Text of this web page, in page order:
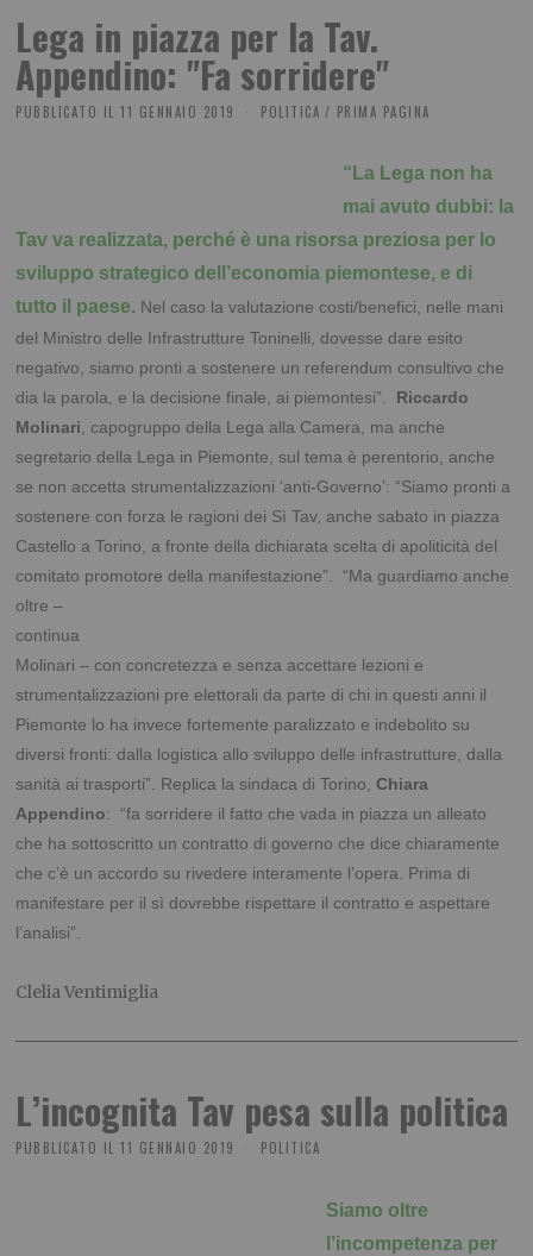
Lega in piazza per la Tav.
Appendino: "Fa sorridere"
PUBBLICATO IL 11 GENNAIO 2019 POLITICA / PRIMA PAGINA
“La Lega non ha
mai avuto dubbi: la
Tav va realizzata, perché è una risorsa preziosa per lo
sviluppo strategico dell’economia piemontese, e di
tutto il paese. Nel caso la valutazione costi/benefici, nelle mani
del Ministro delle Infrastrutture Toninelli, dovesse dare esito
negativo, siamo pronti a sostenere un referendum consultivo che
dia la parola, e la decisione finale, ai piemontesi”. Riccardo
Molinari, capogruppo della Lega alla Camera, ma anche
segretario della Lega in Piemonte, sul tema è perentorio, anche
se non accetta strumentalizzazioni ‘anti-Governo’: “Siamo pronti a
sostenere con forza le ragioni dei Sì Tav, anche sabato in piazza
Castello a Torino, a fronte della dichiarata scelta di apoliticità del
comitato promotore della manifestazione”. “Ma guardiamo anche
oltre –
continua
Molinari – con concretezza e senza accettare lezioni e
strumentalizzazioni pre elettorali da parte di chi in questi anni il
Piemonte lo ha invece fortemente paralizzato e indebolito su
diversi fronti: dalla logistica allo sviluppo delle infrastrutture, dalla
sanità ai trasporti”. Replica la sindaca di Torino,Chiara
Appendino: “fa sorridere il fatto che vada in piazza un alleato
che ha sottoscritto un contratto di governo che dice chiaramente
che c’è un accordo su rivedere interamente l’opera. Prima di
manifestare per il sì dovrebbe rispettare il contratto e aspettare
l’analisi”.
Clelia Ventimiglia
L’incognita Tav pesa sulla politica
PUBBLICATO IL 11 GENNAIO 2019 POLITICA
Siamo oltre
l’incompetenza per